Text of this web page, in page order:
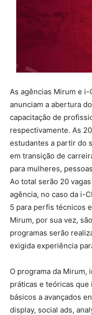
As agências Mirum e i-
anunciam a abertura
capacitação de
respectivamente. As
estudantes a partir do
em transição de
para mulheres,
Ao total serão 20
agência, no caso da i-
5 para perfis técnicos
Mirum, por sua vez,
programas serão
exigida experiência
O programa da Mirum,
práticas e teóricas
básicos a avançados
display, social ads,